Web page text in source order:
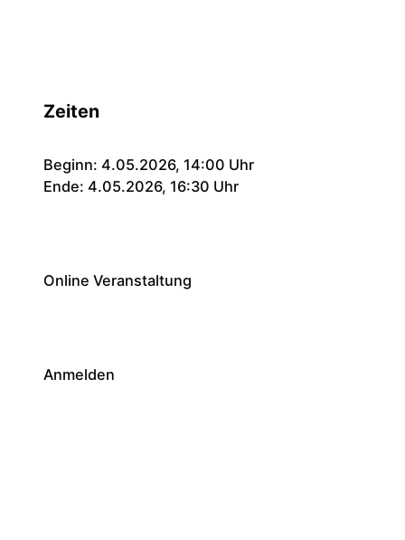
Zeiten
Beginn: 4.05.2026, 14:00 Uhr
Ende: 4.05.2026, 16:30 Uhr
Online Veranstaltung
Anmelden